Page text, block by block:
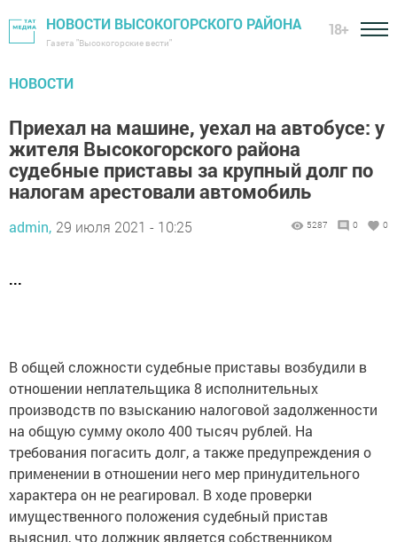
НОВОСТИ ВЫСОКОГОРСКОГО РАЙОНА
Газета "Высокогорские вести"
18+
НОВОСТИ
Приехал на машине, уехал на автобусе: у
жителя Высокогорского района
судебные приставы за крупный долг по
налогам арестовали автомобиль
admin, 29 июля 2021 - 10:25 5287 0 0
...
В общей сложности судебные приставы возбудили в
отношении неплательщика 8 исполнительных
производств по взысканию налоговой задолженности
на общую сумму около 400 тысяч рублей. На
требования погасить долг, а также предупреждения о
применении в отношении него мер принудительного
характера он не реагировал. В ходе проверки
имущественного положения судебный пристав
выяснил, что должник является собственником